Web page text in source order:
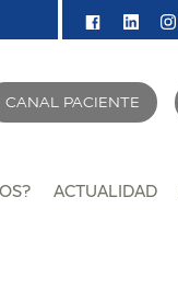
CANAL PACIENTE
ACTUALIDAD